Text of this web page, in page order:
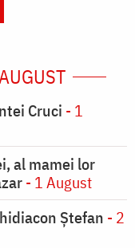
Cruci - 1
al mamei lor
- 1 August
Ștefan - 2